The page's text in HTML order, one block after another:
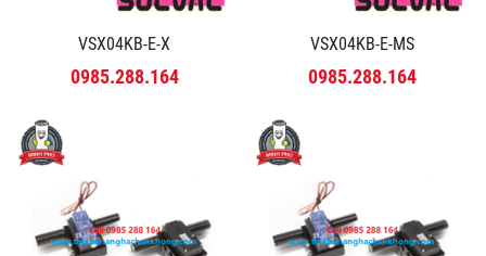
VSX04KB-E-X
0985.288.164
VSX04KB-E-MS
0985.288.164